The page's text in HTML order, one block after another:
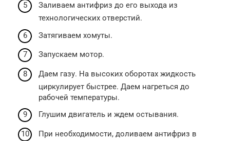
Заливаем антифриз до его выхода из
технологических отверстий.
Затягиваем хомуты.
Запускаем мотор.
Даем газу. На высоких оборотах жидкость
циркулирует быстрее. Даем нагреться до
рабочей температуры.
Глушим двигатель и ждем остывания.
При необходимости, доливаем антифриз в